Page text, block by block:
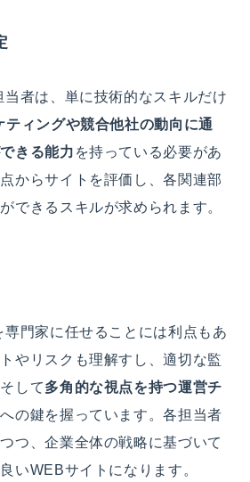
者は、単に技術的なスキルだけ
ティングや競合他社の動向に通
きる能力 を持っている必要があ
からサイトを評価し、各関連部
できるスキルが求められます。
門家に任せることには利点もあ
やリスクも理解すし、適切な監
して多角的な視点を持つ運営チ
の鍵を握っています。各担当者
つ、企業全体の戦略に基づいて
いWEBサイトになります。